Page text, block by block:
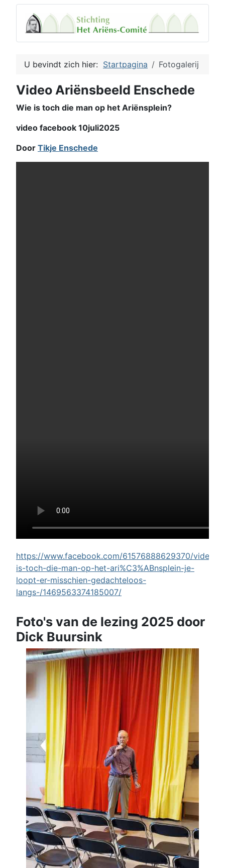
U bevindt zich hier: Startpagina Fotogalerij
Video Ariënsbeeld Enschede
Wie is toch die man op het Ariënsplein?
video facebook 10juli2025
Door Tikje Enschede
https://www.facebook.com/61576888629370/videos/
is-toch-die-man-op-het-ari%C3%ABnsplein-je-
loopt-er-misschien-gedachteloos-
langs-/1469563374185007/
Foto's van de lezing 2025 door
Dick Buursink